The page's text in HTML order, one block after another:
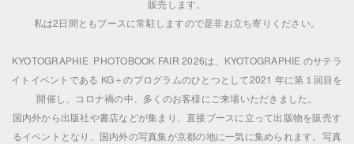
販売します。
私は2日間ともブースに常駐しますので是非お立ち寄りください。
KYOTOGRAPHIE PHOTOBOOK FAIR 2026は、KYOTOGRAPHIE のサテラ
イトイベントである KG＋のプログラムのひとつとして2021 年に第１回目を
開催し、コロナ禍の中、多くのお客様にご来場いただきました。
国内外から出版社や書店などが集まり、直接ブースに立って出版物を販売す
るイベントとなり、国内外の写真集が京都の地に一気に集められます。写真